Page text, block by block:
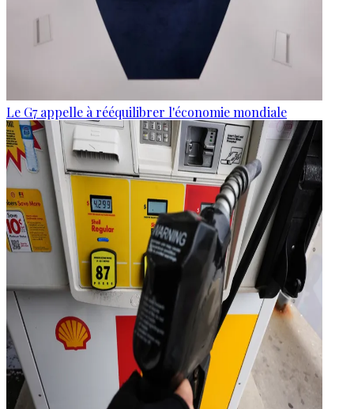
Le G7 appelle à rééquilibrer l'économie mondiale